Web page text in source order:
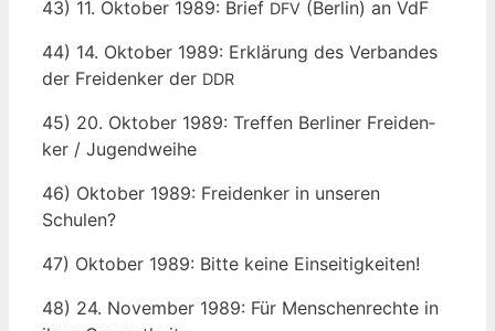
43) 11. Okto­ber 1989: Brief DFV (Ber­lin) an VdF
44) 14. Okto­ber 1989: Erklä­rung des Ver­ban­des
der Frei­den­ker der DDR
45) 20. Okto­ber 1989: Tref­fen Ber­li­ner Frei­den­
ker / Jugendweihe
46) Okto­ber 1989: Frei­den­ker in unse­ren
Schulen?
47) Okto­ber 1989: Bit­te kei­ne Einseitigkeiten!
48) 24. Novem­ber 1989: Für Men­schen­rech­te in